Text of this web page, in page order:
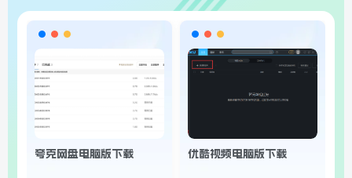
夸克网盘电脑版下载 优酷视频电脑版下载